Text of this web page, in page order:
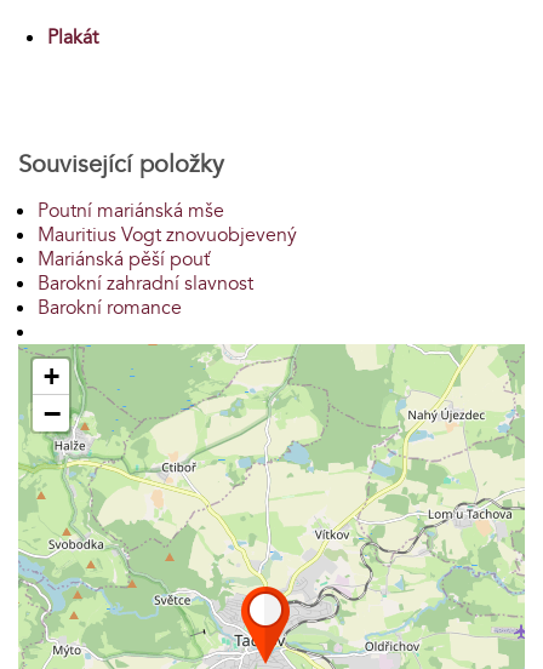
Plakát
Související položky
Poutní mariánská mše
Mauritius Vogt znovuobjevený
Mariánská pěší pouť
Barokní zahradní slavnost
Barokní romance
+
−